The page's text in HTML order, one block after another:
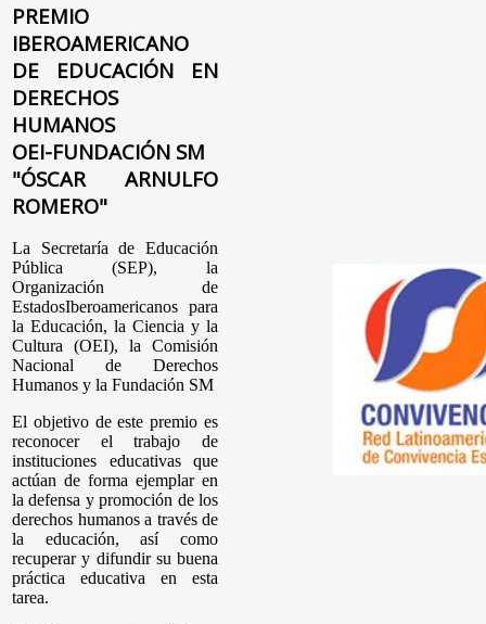
PREMIO
IBEROAMERICANO
DE EDUCACIÓN EN
DERECHOS
HUMANOS
OEI-FUNDACIÓN SM
"ÓSCAR ARNULFO
ROMERO"
La Secretaría de Educación
Pública (SEP), la
Organización de
EstadosIberoamericanos para
la Educación, la Ciencia y la
Cultura (OEI), la Comisión
Nacional de Derechos
Humanos y la Fundación SM
El objetivo de este premio es
reconocer el trabajo de
instituciones educativas que
actúan de forma ejemplar en
la defensa y promoción de los
derechos humanos a través de
la educación, así como
recuperar y difundir su buena
práctica educativa en esta
tarea.